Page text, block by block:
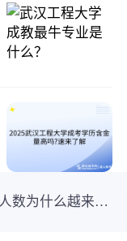
武汉工程大学成考录取率高吗？报名人数为什么越来越多？